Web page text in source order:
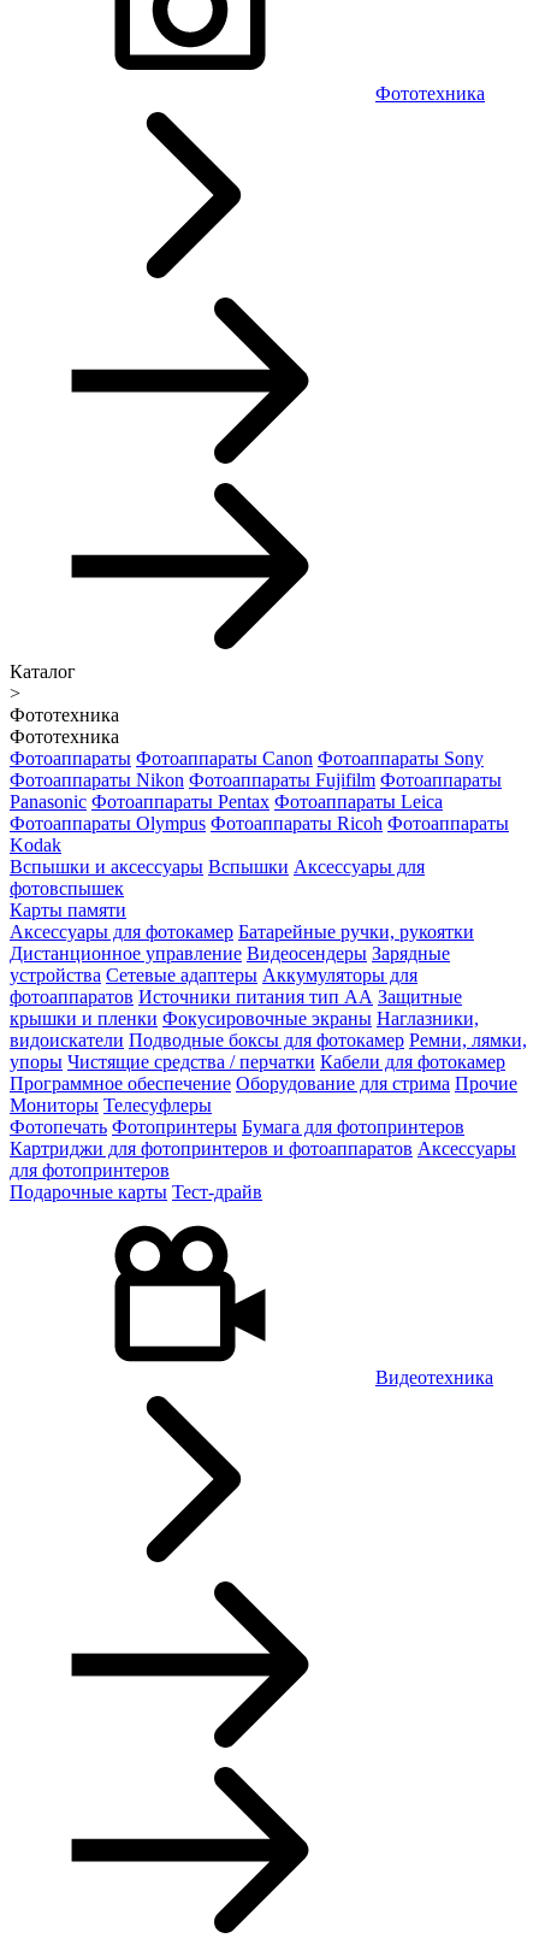
Фототехника
Каталог
>
Фототехника
Фототехника
Фотоаппараты Фотоаппараты Canon Фотоаппараты Sony
Фотоаппараты Nikon Фотоаппараты Fujifilm Фотоаппараты
Panasonic Фотоаппараты Pentax Фотоаппараты Leica
Фотоаппараты Olympus Фотоаппараты Ricoh Фотоаппараты
Kodak
Вспышки и аксессуары Вспышки Аксессуары для
фотовспышек
Карты памяти
Аксессуары для фотокамер Батарейные ручки, рукоятки
Дистанционное управление Видеосендеры Зарядные
устройства Сетевые адаптеры Аккумуляторы для
фотоаппаратов Источники питания тип АА Защитные
крышки и пленки Фокусировочные экраны Наглазники,
видоискатели Подводные боксы для фотокамер Ремни, лямки,
упоры Чистящие средства / перчатки Кабели для фотокамер
Программное обеспечение Оборудование для стрима Прочие
Мониторы Телесуфлеры
Фотопечать Фотопринтеры Бумага для фотопринтеров
Картриджи для фотопринтеров и фотоаппаратов Аксессуары
для фотопринтеров
Подарочные карты Тест-драйв
Видеотехника